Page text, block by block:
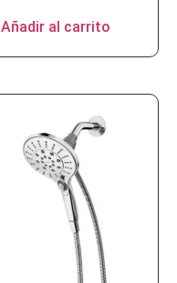
Añadir al carrito